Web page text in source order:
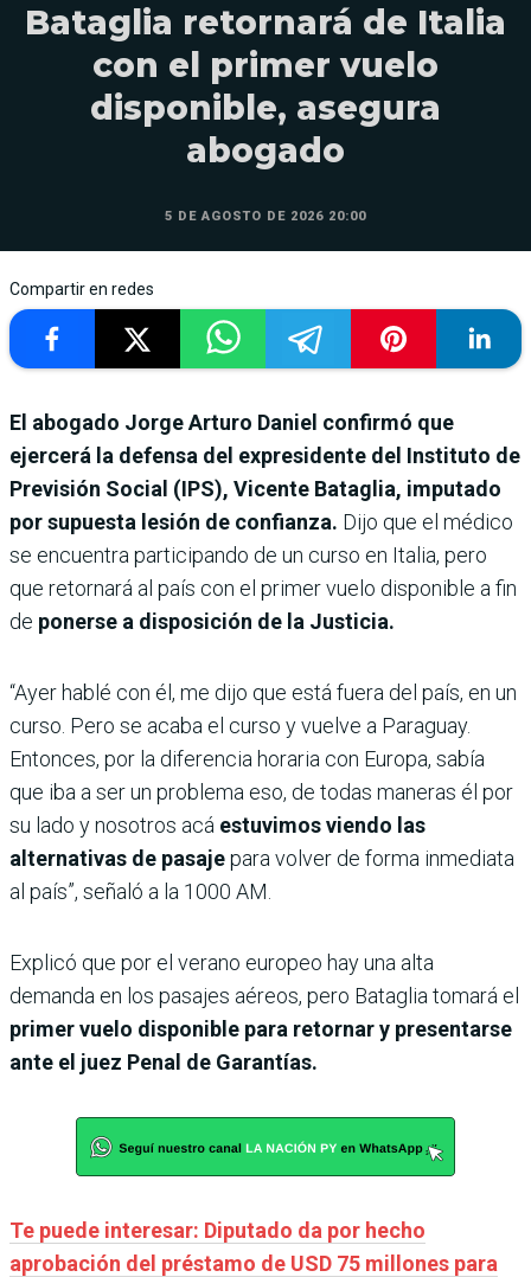
Bataglia retornará de Italia
con el primer vuelo
disponible, asegura
abogado
5 DE AGOSTO DE 2026 20:00
Compartir en redes
El abogado Jorge Arturo Daniel confirmó que
ejercerá la defensa del expresidente del Instituto de
Previsión Social (IPS), Vicente Bataglia, imputado
por supuesta lesión de confianza. Dijo que el médico
se encuentra participando de un curso en Italia, pero
que retornará al país con el primer vuelo disponible a fin
de ponerse a disposición de la Justicia.
“Ayer hablé con él, me dijo que está fuera del país, en un
curso. Pero se acaba el curso y vuelve a Paraguay.
Entonces, por la diferencia horaria con Europa, sabía
que iba a ser un problema eso, de todas maneras él por
su lado y nosotros acá estuvimos viendo las
alternativas de pasajepara volver de forma inmediata
al país”, señaló a la 1000 AM.
Explicó que por el verano europeo hay una alta
demanda en los pasajes aéreos, pero Bataglia tomará el
primer vuelo disponible para retornar y presentarse
ante el juez Penal de Garantías.
Te puede interesar: Diputado da por hecho
aprobación del préstamo de USD 75 millones para